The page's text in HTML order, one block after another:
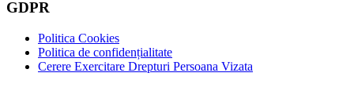
GDPR
Politica Cookies
Politica de confidențialitate
Cerere Exercitare Drepturi Persoana Vizata